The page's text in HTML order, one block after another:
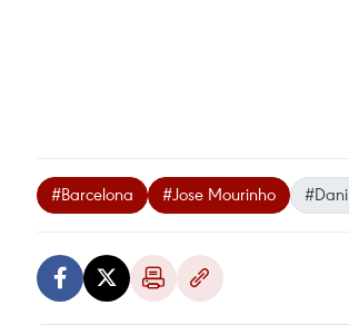
#Barcelona #Jose Mourinho